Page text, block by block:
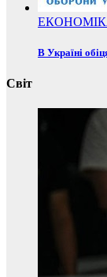
В Україні
Світ